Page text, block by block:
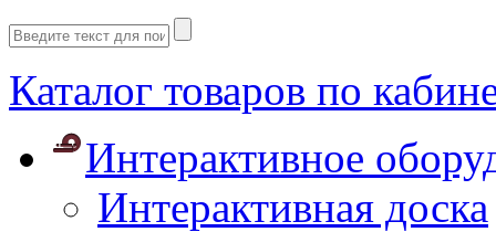
Каталог товаров по
Интерактивное
Интерактивная доска